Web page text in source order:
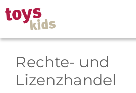
Zum
Inhalt
springen
Rechte- und
Lizenzhandel